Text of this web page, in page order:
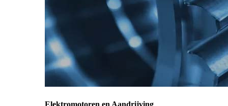
Elektromotoren en Aandrijving